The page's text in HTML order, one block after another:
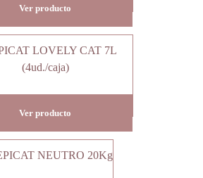
Ver producto
Ver producto